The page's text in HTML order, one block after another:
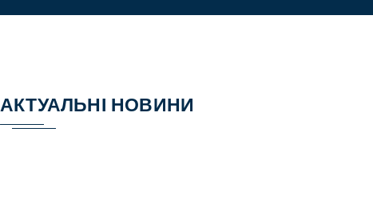
АКТУАЛЬНІ НОВИНИ